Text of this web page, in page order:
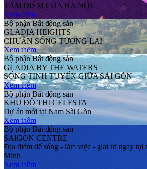
TÂM ĐIỂM CỦA HÀ NỘI
Xem thêm
Bộ phận Bất động sản
GLADIA HEIGHTS
CHUẨN SỐNG TƯƠNG LAI
Xem thêm
Bộ phận Bất động sản
GLADIA BY THE WATERS
SỐNG TINH TUYỂN GIỮA SÀI GÒN
Xem thêm
Bộ phận Bất động sản
KHU ĐÔ THỊ CELESTA
Dự án mới tại Nam Sài Gòn
Xem thêm
Bộ phận Bất động sản
SAIGON CENTRE
Địa điểm để sống - làm việc - giải trí ngay tại
Minh
Xem thêm